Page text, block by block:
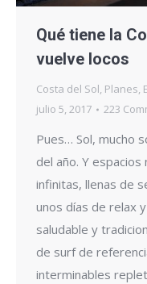
Qué tiene la
vuelve locos
Costa del Sol, Planes,
julio 5, 2017
223
Pues… Sol, mucho
del año. Y espacios
infinitas, llenas de
unos días de relax
saludable y
de surf de
interminables